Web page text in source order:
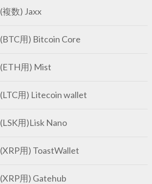
(複数) Jaxx
(BTC用) Bitcoin Core
(ETH用) Mist
(LTC用) Litecoin wallet
(LSK用)Lisk Nano
(XRP用) ToastWallet
(XRP用) Gatehub